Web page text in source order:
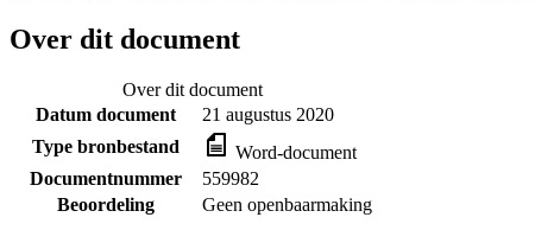
Over dit document
Over dit document
Datum document
21 augustus 2020
Type bronbestand
Word-document
Documentnummer
559982
Beoordeling
Geen openbaarmaking